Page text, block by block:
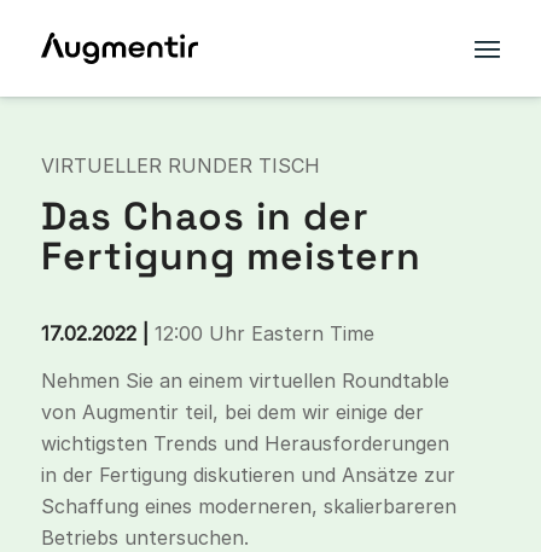
VIRTUELLER RUNDER TISCH
Das Chaos in der
Fertigung meistern
17.02.2022 | 12:00 Uhr Eastern Time
Nehmen Sie an einem virtuellen Roundtable
von Augmentir teil, bei dem wir einige der
wichtigsten Trends und Herausforderungen
in der Fertigung diskutieren und Ansätze zur
Schaffung eines moderneren, skalierbareren
Betriebs untersuchen.